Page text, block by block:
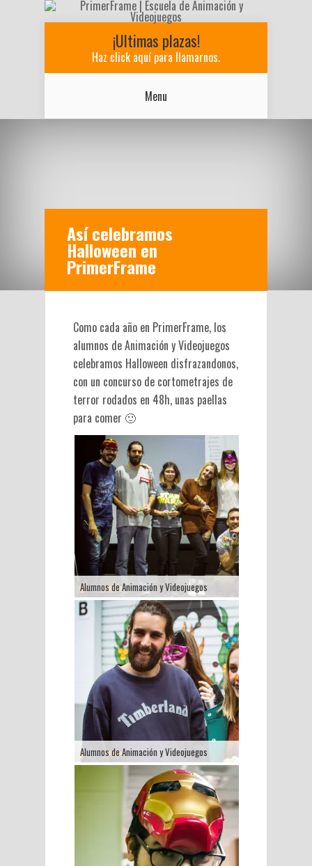
¡Ultimas plazas!
Haz click aquí para llamarnos.
Menu
Así celebramos
Halloween en
PrimerFrame
Como cada año en PrimerFrame, los
alumnos de Animación y Videojuegos
celebramos Halloween disfrazandonos,
con un concurso de cortometrajes de
terror rodados en 48h, unas paellas
para comer 🙂
Alumnos de Animación y Videojuegos
Alumnos de Animación y Videojuegos